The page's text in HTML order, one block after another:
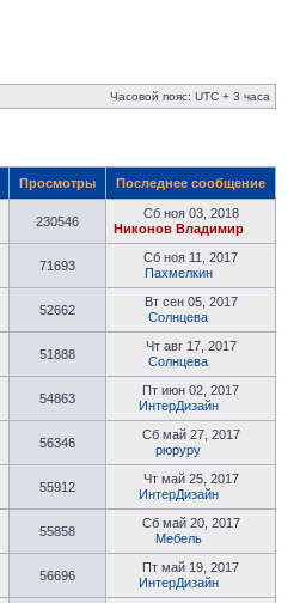
Часовой пояс: UTC + 3 часа
Просмотры Последнее сообщение
230546
Сб ноя 03, 2018
Никонов Владимир
71693
Сб ноя 11, 2017
Пахмелкин
52662
Вт сен 05, 2017
Солнцева
51888
Чт авг 17, 2017
Солнцева
54863
Пт июн 02, 2017
ИнтерДизайн
56346
Сб май 27, 2017
рюруру
55912
Чт май 25, 2017
ИнтерДизайн
55858
Сб май 20, 2017
Мебель
56696
Пт май 19, 2017
ИнтерДизайн